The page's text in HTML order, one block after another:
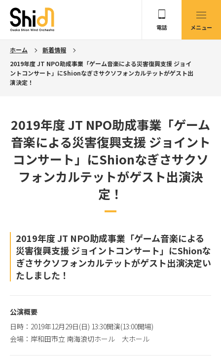
メニュー
電話
ホーム
新着情報
2019年度 JT NPO助成事業「ゲーム音楽による災害復興支援 ジョイ
ントコンサート」にShionなぎさサクソフォンカルテットがゲスト出
演決定！
2019年度 JT NPO助成事業「ゲーム
音楽による災害復興支援 ジョイント
コンサート」にShionなぎさサクソ
フォンカルテットがゲスト出演決
定！
2019年度 JT NPO助成事業「ゲーム音楽による
災害復興支援 ジョイントコンサート」にShionな
ぎさサクソフォンカルテットがゲスト出演決定い
たしました！
公演概要
日時：2019年12月29日(日) 13:30開演(13:00開場)
会場：岸和田市立 南海浪切ホール 大ホール